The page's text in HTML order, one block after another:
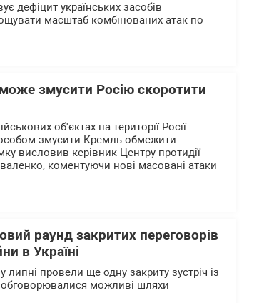
дефіцит українських засобів
масштаб комбінованих атак по
змусити Росію скоротити
об'єктах на території Росії
змусити Кремль обмежити
висловив керівник Центру протидії
коментуючи нові масовані атаки
раунд закритих переговорів
в Україні
провели ще одну закриту зустріч із
обговорювалися можливі шляхи